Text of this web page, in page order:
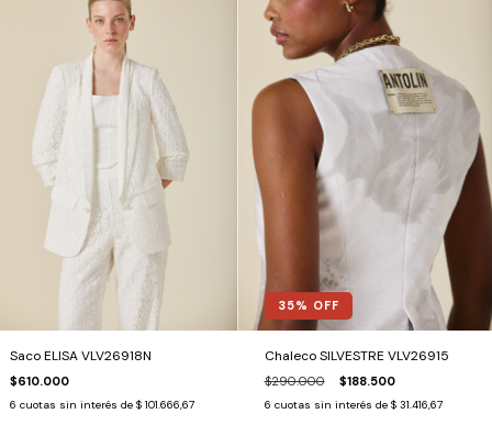
Saco ELISA VLV26918N
$610.000
6 cuotas sin interés de $ 101.666,67
35% OFF
Chaleco SILVESTRE VLV26915
$290.000 $188.500
6 cuotas sin interés de $ 31.416,67